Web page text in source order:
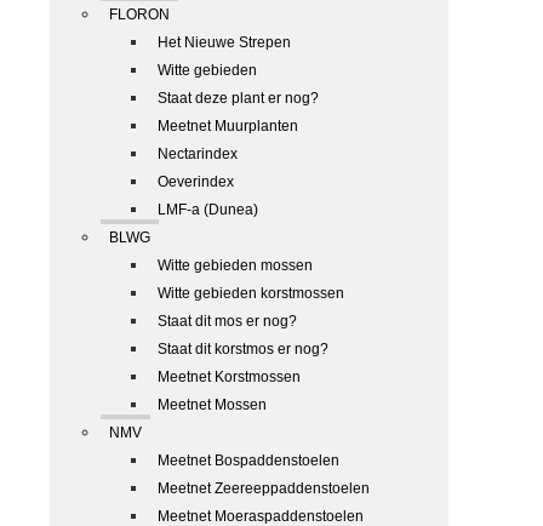
FLORON
Het Nieuwe Strepen
Witte gebieden
Staat deze plant er nog?
Meetnet Muurplanten
Nectarindex
Oeverindex
LMF-a (Dunea)
BLWG
Witte gebieden mossen
Witte gebieden korstmossen
Staat dit mos er nog?
Staat dit korstmos er nog?
Meetnet Korstmossen
Meetnet Mossen
NMV
Meetnet Bospaddenstoelen
Meetnet Zeereeppaddenstoelen
Meetnet Moeraspaddenstoelen